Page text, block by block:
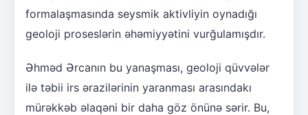
formalaşmasında seysmik aktivliyin oynadığı
geoloji proseslərin əhəmiyyətini vurğulamışdır.
Əhməd Ərcanın bu yanaşması, geoloji qüvvələr
ilə təbii irs ərazilərinin yaranması arasındakı
mürəkkəb əlaqəni bir daha göz önünə sərir. Bu,